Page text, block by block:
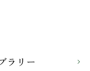
ラリー